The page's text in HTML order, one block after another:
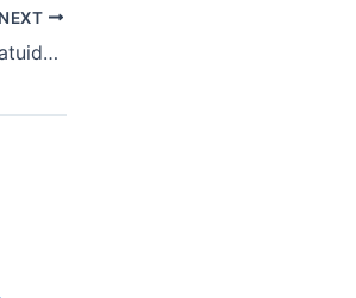
Prazo para pedir gratuidade da inscrição do ENEM começa nesta segunda